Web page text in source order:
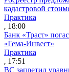
кадастровой
Практика
, 18:00
Банк «Траст»
«Гема-Инвест»
Практика
, 17:51
ВС запретил